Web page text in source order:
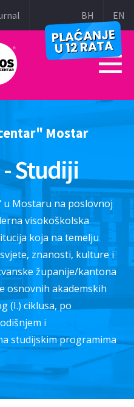
BH EN
Mostar
Studiji
u Mostaru na poslovnoj
visokoškolska
koja na temelju
znanosti, kulture i
županije/kantona
osnovnih akademskih
(I.) ciklusa, po
i
studijskim programima